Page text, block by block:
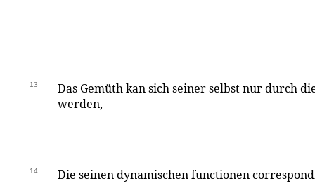
13
Das Gemüth kan sich seiner selbst nur durch
werden,
14 Die seinen dynamischen functionen